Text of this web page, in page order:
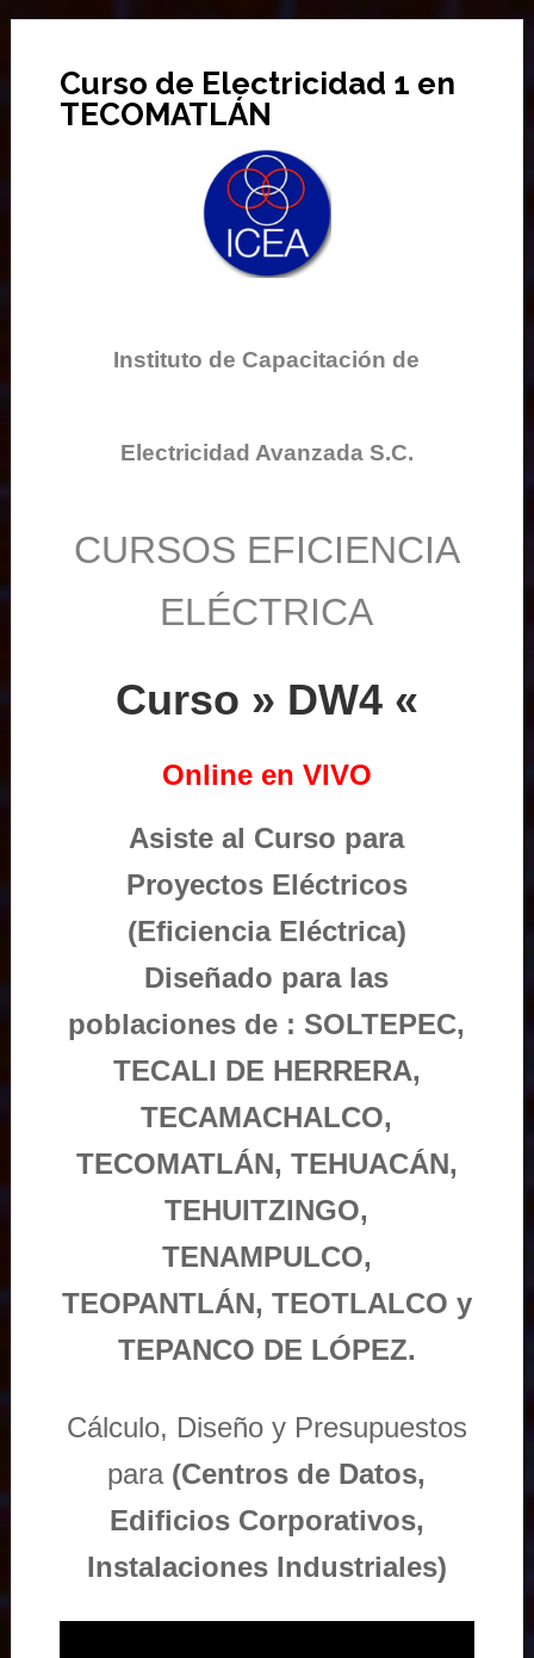
Curso de Electricidad 1 en
TECOMATLÁN
Instituto de Capacitación de
Electricidad Avanzada S.C.
CURSOS EFICIENCIA
ELÉCTRICA
Curso » DW4 «
Online en VIVO
Asiste al Curso para
Proyectos Eléctricos
(Eficiencia Eléctrica)
Diseñado para las
poblaciones de : SOLTEPEC,
TECALI DE HERRERA,
TECAMACHALCO,
TECOMATLÁN, TEHUACÁN,
TEHUITZINGO,
TENAMPULCO,
TEOPANTLÁN, TEOTLALCO y
TEPANCO DE LÓPEZ.
Cálculo, Diseño y Presupuestos
para (Centros de Datos,
Edificios Corporativos,
Instalaciones Industriales)